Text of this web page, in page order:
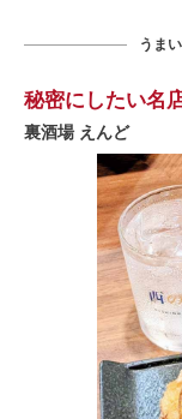
うま
秘密にしたい名
裏酒場 えんど